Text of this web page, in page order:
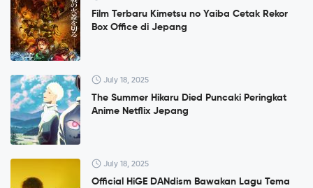
Film Terbaru Kimetsu no Yaiba Cetak Rekor
Box Office di Jepang
July 18, 2025
The Summer Hikaru Died Puncaki Peringkat
Anime Netflix Jepang
July 18, 2025
Official HiGE DANdism Bawakan Lagu Tema